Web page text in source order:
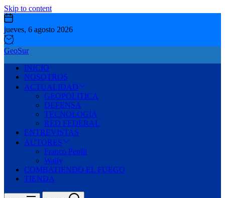
Skip to content
jueves, 6 agosto 2026
GeoSur
INICIO
NOSOTROS
ACTUALIDAD
GEOPOLITICA
DEFENSA
TECNOLOGÍA
RED FEDERAL
ENTREVISTAS
AUTORES
Franco Petrili
Wally
COMBATIENDO EL FUEGO
TIENDA